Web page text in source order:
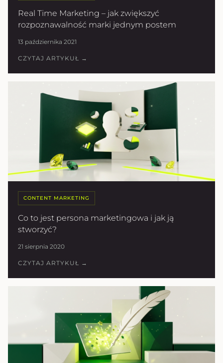
Real Time Marketing – jak zwiększyć
rozpoznawalność marki jednym postem
13 października 2021
CZYTAJ ARTYKUŁ →
CONTENT MARKETING
Co to jest persona marketingowa i jak ją
stworzyć?
21 sierpnia 2020
CZYTAJ ARTYKUŁ →